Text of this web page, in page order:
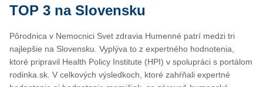
TOP 3 na Slovensku
Pôrodnica v Nemocnici Svet zdravia Humenné patrí medzi tri
najlepšie na Slovensku. Vyplýva to z expertného hodnotenia,
ktoré pripravil Health Policy Institute (HPI) v spolupráci s portálom
rodinka.sk. V celkových výsledkoch, ktoré zahŕňali expertné